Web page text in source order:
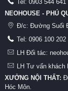
Tel: 0903 544 641
NEOHOUSE - PHÚ
Đ/c: Đường Suối
Tel: 0906 100 202
LH Đối tác:
LH Tư vấn khách
XƯỞNG NỘI THẤT:
Hóc Môn.